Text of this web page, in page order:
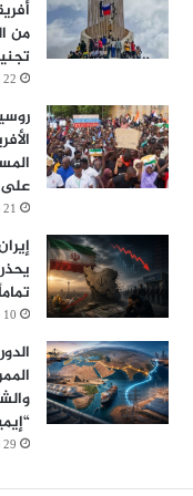
من
22 يوليو 2026
على
21 يوليو 2026
10 يوليو 2026
29 يونيو 2026